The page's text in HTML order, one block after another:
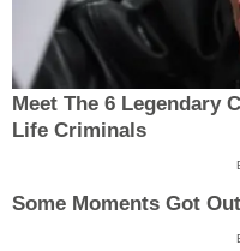
Meet The 6 Legendary
Life Criminals
Some Moments Got